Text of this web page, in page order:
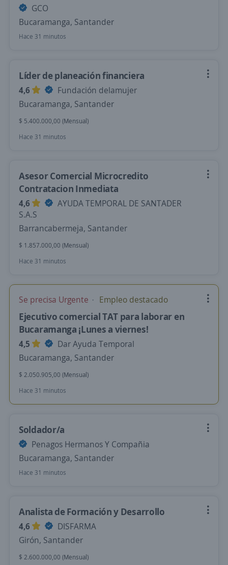
GCO
Bucaramanga, Santander
Hace 31 minutos
Líder de planeación financiera
4,6
Fundación delamujer
Bucaramanga, Santander
$ 5.400.000,00 (Mensual)
Hace 31 minutos
Asesor Comercial Microcredito
Contratacion Inmediata
4,6
AYUDA TEMPORAL DE SANTADER
S.A.S
Barrancabermeja, Santander
$ 1.857.000,00 (Mensual)
Hace 31 minutos
Se precisa Urgente Empleo destacado
Ejecutivo comercial TAT para laborar en
Bucaramanga ¡Lunes a viernes!
4,5
Dar Ayuda Temporal
Bucaramanga, Santander
$ 2.050.905,00 (Mensual)
Hace 31 minutos
Soldador/a
Penagos Hermanos Y Compañia
Bucaramanga, Santander
Hace 31 minutos
Analista de Formación y Desarrollo
4,6
DISFARMA
Girón, Santander
$ 2.600.000,00 (Mensual)